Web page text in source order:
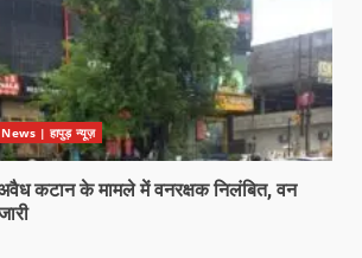
| हापुड़ न्यूज़
कटान के मामले में वनरक्षक निलंबित, वन